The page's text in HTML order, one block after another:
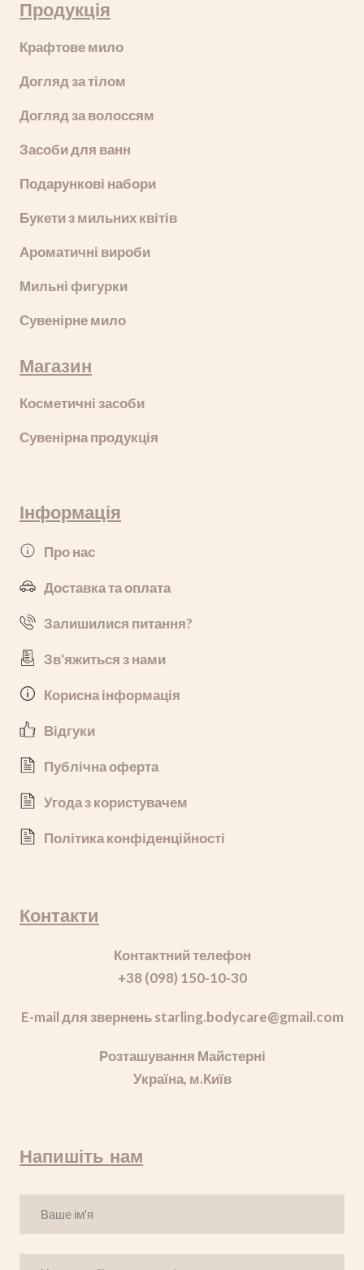
Продукція
Крафтове мило
Догляд за тілом
Догляд за волоссям
Засоби для ванн
Подарункові набори
Букети з мильних квітів
Ароматичні вироби
Мильні фигурки
Сувенірне мило
Магазин
Косметичні засоби
Сувенірна продукція
Інформація
Про нас
Доставка та оплата
Залишилися питання?
Зв'яжиться з нами
Корисна інформація
Відгуки
Публічна оферта
Угода з користувачем
Політика конфіденційності
Контакти
Контактний телефон
+38 (098) 150-10-30
E-mail для звернень starling.bodycare@gmail.com
Розташування Майстерні
Україна, м.Київ
Напишіть нам